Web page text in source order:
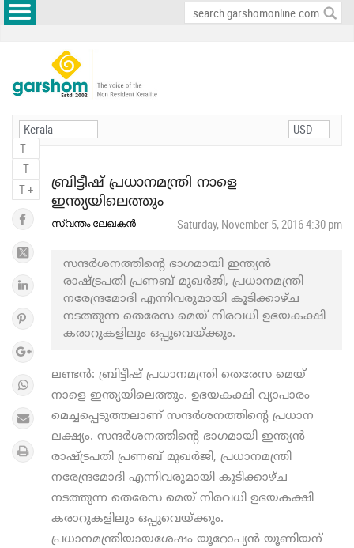
T -
T
T +
ബ്രിട്ടീഷ് പ്രധാനമന്ത്രി നാളെ
ഇന്ത്യയിലെത്തും
സ്വന്തം ലേഖകൻ Saturday, November 5, 2016 4:30 pm
സന്ദർശനത്തിന്റെ ഭാഗമായി ഇന്ത്യൻ
രാഷ്ട്രപതി പ്രണബ് മുഖര്‍ജി, പ്രധാനമന്ത്രി
നരേന്ദ്രമോദി എന്നിവരുമായി കൂടിക്കാഴ്ച
നടത്തുന്ന തെരേസ മെയ് നിരവധി ഉഭയകക്ഷി
കരാറുകളിലും ഒപ്പുവെയ്ക്കും.
ലണ്ടൻ: ബ്രിട്ടീഷ് പ്രധാനമന്ത്രി തെരേസ മെയ്
നാളെ ഇന്ത്യയിലെത്തും. ഉഭയകക്ഷി വ്യാപാരം
മെച്ചപ്പെടുത്തലാണ് സന്ദർശനത്തിന്റെ പ്രധാന
ലക്ഷ്യം. സന്ദർശനത്തിന്റെ ഭാഗമായി ഇന്ത്യൻ
രാഷ്ട്രപതി പ്രണബ് മുഖര്‍ജി, പ്രധാനമന്ത്രി
നരേന്ദ്രമോദി എന്നിവരുമായി കൂടിക്കാഴ്ച
നടത്തുന്ന തെരേസ മെയ് നിരവധി ഉഭയകക്ഷി
കരാറുകളിലും ഒപ്പുവെയ്ക്കും.
പ്രധാനമന്ത്രിയായശേഷം യൂറോപ്യന്‍ യൂണിയന്